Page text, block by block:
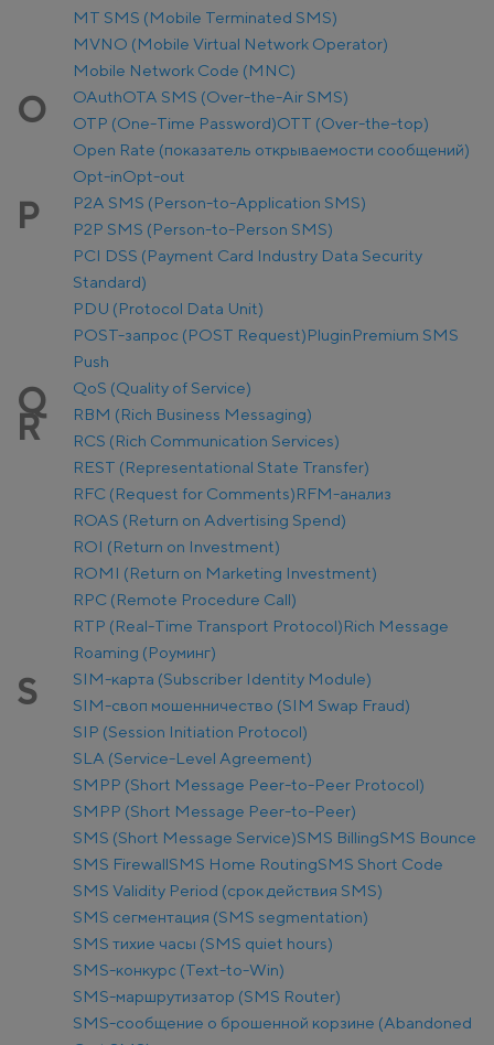
MT SMS (Mobile Terminated SMS)
MVNO (Mobile Virtual Network Operator)
Mobile Network Code (MNC)
O OAuthOTA SMS (Over-the-Air SMS)
OTP (One-Time Password)OTT (Over-the-top)
Open Rate (показатель открываемости сообщений)
Opt-inOpt-out
P
P2A SMS (Person-to-Application SMS)
P2P SMS (Person-to-Person SMS)
PCI DSS (Payment Card Industry Data Security
Standard)
PDU (Protocol Data Unit)
POST-запрос (POST Request)PluginPremium SMS
Push
Q QoS (Quality of Service)
R
RBM (Rich Business Messaging)
RCS (Rich Communication Services)
REST (Representational State Transfer)
RFC (Request for Comments)RFM-анализ
ROAS (Return on Advertising Spend)
ROI (Return on Investment)
ROMI (Return on Marketing Investment)
RPC (Remote Procedure Call)
RTP (Real-Time Transport Protocol)Rich Message
Roaming (Роуминг)
S
SIM-карта (Subscriber Identity Module)
SIM-своп мошенничество (SIM Swap Fraud)
SIP (Session Initiation Protocol)
SLA (Service-Level Agreement)
SMPP (Short Message Peer-to-Peer Protocol)
SMPP (Short Message Peer-to-Peer)
SMS (Short Message Service)SMS BillingSMS Bounce
SMS FirewallSMS Home RoutingSMS Short Code
SMS Validity Period (срок действия SMS)
SMS сегментация (SMS segmentation)
SMS тихие часы (SMS quiet hours)
SMS-конкурс (Text-to-Win)
SMS-маршрутизатор (SMS Router)
SMS-сообщение о брошенной корзине (Abandoned